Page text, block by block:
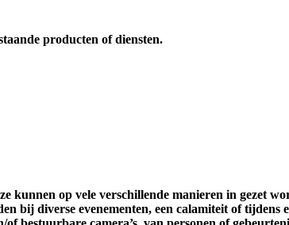
producten of diensten.
kunnen op vele verschillende manieren in gezet
bij diverse evenementen, een calamiteit of